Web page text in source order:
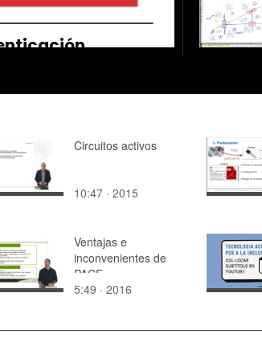
Circuitos activos
10:47 · 2015
Ventajas e
inconvenientes de
PACE
5:49 · 2016